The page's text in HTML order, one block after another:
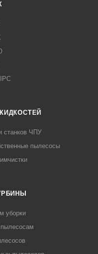
станков ЧПУ
пылесосы
уборки